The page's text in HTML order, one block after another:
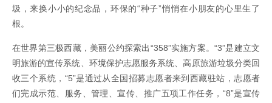
圾，来换小小的纪念品，环保的“种子”悄悄在小朋友的心里生了
根。
在世界第三极西藏，美丽公约探索出“358”实施方案。“3”是建立文
明旅游的宣传系统、环境保护志愿服务系统、高原旅游垃圾分类回
收三个系统，“5”是通过从全国招募志愿者来到西藏驻站，志愿者
们完成示范、服务、管理、宣传、推广五项工作任务，“8”是宣传